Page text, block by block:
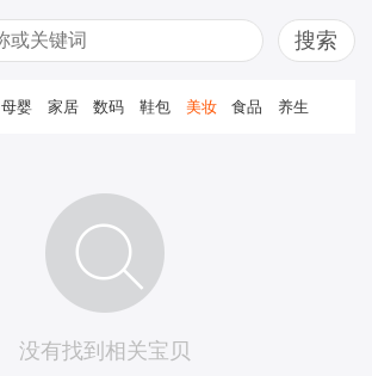
母婴 家居 数码 鞋包 美妆 食品 养生
没有找到相关宝贝